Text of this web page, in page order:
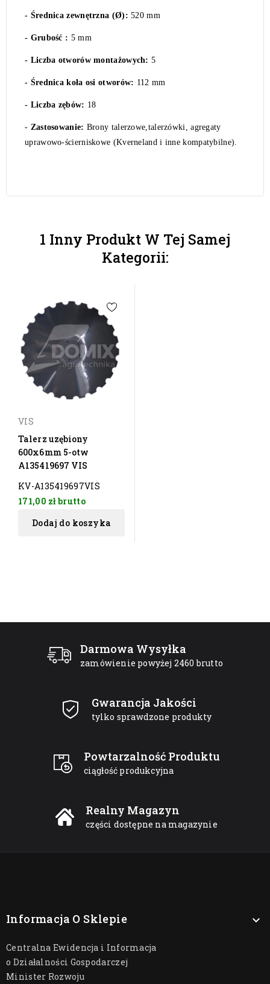
- Średnica zewnętrzna (Ø): 520 mm
- Grubość : 5 mm
- Liczba otworów montażowych: 5
- Średnica koła osi otworów: 112 mm
- Liczba zębów: 18
- Zastosowanie: Brony talerzowe,talerzówki, agregaty
uprawowo-ścierniskowe (Kverneland i inne kompatybilne).
1 Inny Produkt W Tej Samej
Kategorii:
VIS
Talerz uzębiony
600x6mm 5-otw
A135419697 VIS
KV-A135419697VIS
171,00 złbrutto
Dodaj do koszyka
Darmowa Wysyłka
zamówienie powyżej 2460 brutto
Gwarancja Jakości
tylko sprawdzone produkty
Powtarzalność Produktu
ciągłość produkcyjna
Realny Magazyn
części dostępne na magazynie
Informacja O Sklepie 
Centralna Ewidencja i Informacja
o Działalności Gospodarczej
Minister Rozwoju